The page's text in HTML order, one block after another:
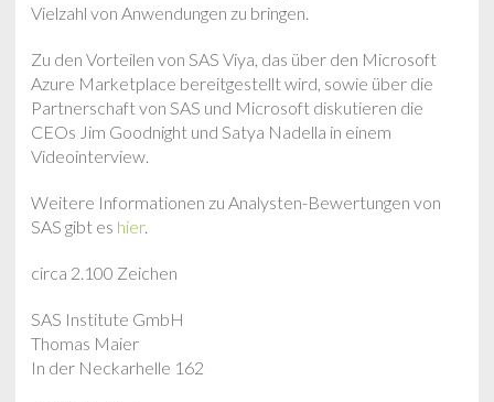
Vielzahl von Anwendungen zu bringen.
Zu den Vorteilen von SAS Viya, das über den Microsoft
Azure Marketplace bereitgestellt wird, sowie über die
Partnerschaft von SAS und Microsoft diskutieren die
CEOs Jim Goodnight und Satya Nadella in einem
Videointerview.
Weitere Informationen zu Analysten-Bewertungen von
SAS gibt es hier.
circa 2.100 Zeichen
SAS Institute GmbH
Thomas Maier
In der Neckarhelle 162